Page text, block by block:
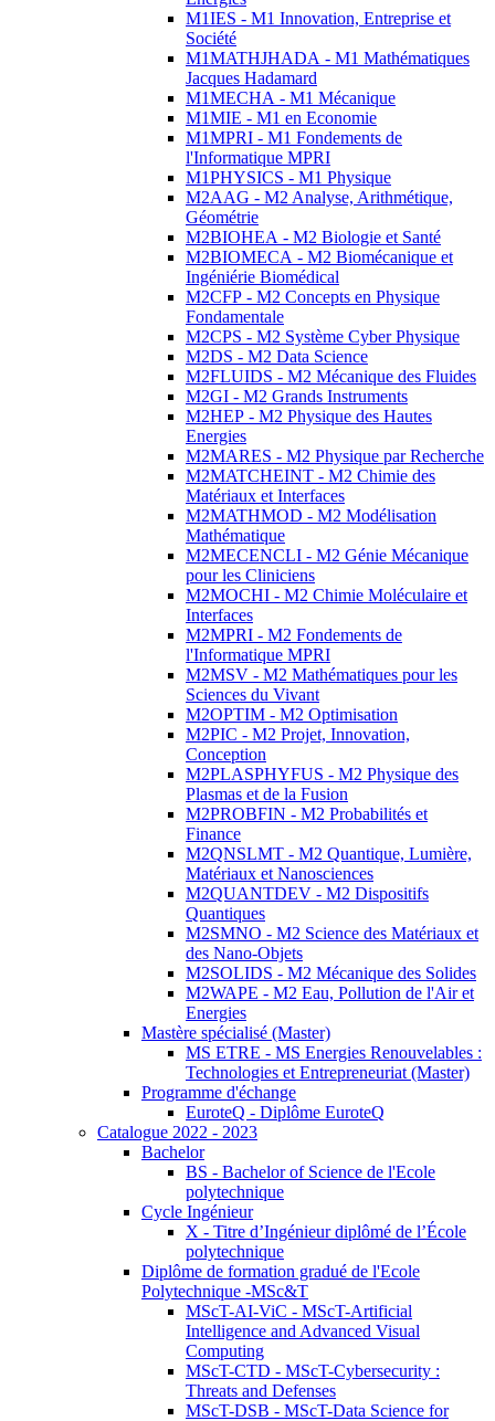
M1IES - M1 Innovation, Entreprise et
Société
M1MATHJHADA - M1 Mathématiques
Jacques Hadamard
M1MECHA - M1 Mécanique
M1MIE - M1 en Economie
M1MPRI - M1 Fondements de
l'Informatique MPRI
M1PHYSICS - M1 Physique
M2AAG - M2 Analyse, Arithmétique,
Géométrie
M2BIOHEA - M2 Biologie et Santé
M2BIOMECA - M2 Biomécanique et
Ingéniérie Biomédical
M2CFP - M2 Concepts en Physique
Fondamentale
M2CPS - M2 Système Cyber Physique
M2DS - M2 Data Science
M2FLUIDS - M2 Mécanique des Fluides
M2GI - M2 Grands Instruments
M2HEP - M2 Physique des Hautes
Energies
M2MARES - M2 Physique par Recherche
M2MATCHEINT - M2 Chimie des
Matériaux et Interfaces
M2MATHMOD - M2 Modélisation
Mathématique
M2MECENCLI - M2 Génie Mécanique
pour les Cliniciens
M2MOCHI - M2 Chimie Moléculaire et
Interfaces
M2MPRI - M2 Fondements de
l'Informatique MPRI
M2MSV - M2 Mathématiques pour les
Sciences du Vivant
M2OPTIM - M2 Optimisation
M2PIC - M2 Projet, Innovation,
Conception
M2PLASPHYFUS - M2 Physique des
Plasmas et de la Fusion
M2PROBFIN - M2 Probabilités et
Finance
M2QNSLMT - M2 Quantique, Lumière,
Matériaux et Nanosciences
M2QUANTDEV - M2 Dispositifs
Quantiques
M2SMNO - M2 Science des Matériaux et
des Nano-Objets
M2SOLIDS - M2 Mécanique des Solides
M2WAPE - M2 Eau, Pollution de l'Air et
Energies
Mastère spécialisé (Master)
MS ETRE - MS Energies Renouvelables :
Technologies et Entrepreneuriat (Master)
Programme d'échange
EuroteQ - Diplôme EuroteQ
Catalogue 2022 - 2023
Bachelor
BS - Bachelor of Science de l'Ecole
polytechnique
Cycle Ingénieur
X - Titre d’Ingénieur diplômé de l’École
polytechnique
Diplôme de formation gradué de l'Ecole
Polytechnique -MSc&T
MScT-AI-ViC - MScT-Artificial
Intelligence and Advanced Visual
Computing
MScT-CTD - MScT-Cybersecurity :
Threats and Defenses
MScT-DSB - MScT-Data Science for